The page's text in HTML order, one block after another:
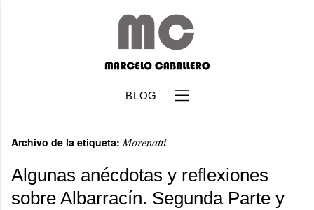
BLOG
Archivo de la etiqueta:Morenatti
Algunas anécdotas y reflexiones
sobre Albarracín. Segunda Parte y